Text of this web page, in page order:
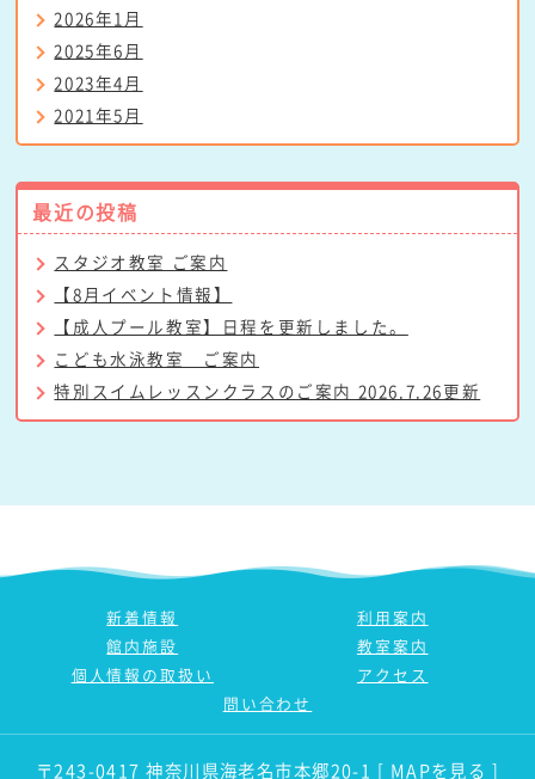
2026年1月
2025年6月
2023年4月
2021年5月
最近の投稿
スタジオ教室 ご案内
【8月イベント情報】
【成人プール教室】日程を更新しました。
こども水泳教室 ご案内
特別スイムレッスンクラスのご案内 2026.7.26更新
新着情報
利用案内
館内施設
教室案内
個人情報の取扱い
アクセス
問い合わせ
〒243-0417 神奈川県海老名市本郷20-1 [ MAPを見る ]